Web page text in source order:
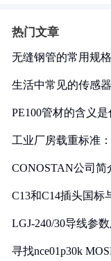
热门文章
无缝钢管的常用规
生活中常见的传感
PE100管材的含义是
工业厂房载重标准
CONOSTAN公司简
C13和C14插头国标
LGJ-240/30导线参
寻找nce01p30k